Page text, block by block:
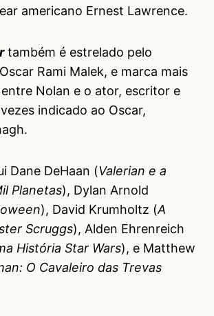
americano Ernest Lawrence.
também é estrelado pelo
Rami Malek, e marca mais
Nolan e o ator, escritor e
indicado ao Oscar,
Dane DeHaan (Valerian e a
Planetas), Dylan Arnold
), David Krumholtz (A
Scruggs), Alden Ehrenreich
História Star Wars), e Matthew
O Cavaleiro das Trevas